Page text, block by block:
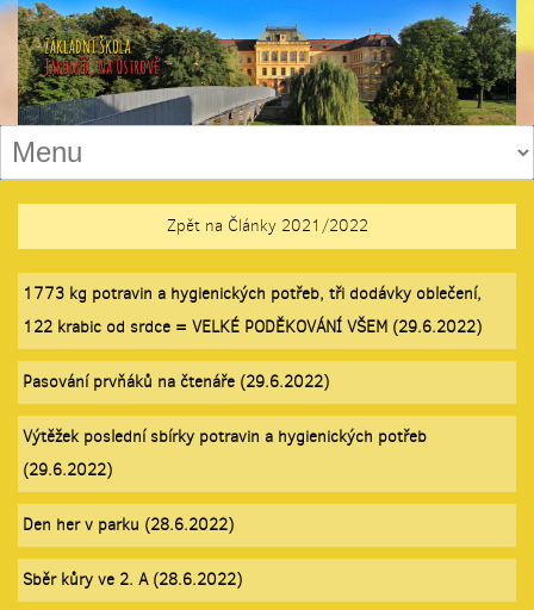
Zpět na Články 2021/2022
1773 kg potravin a hygienických potřeb, tři dodávky oblečení,
122 krabic od srdce = VELKÉ PODĚKOVÁNÍ VŠEM (29.6.2022)
Pasování prvňáků na čtenáře (29.6.2022)
Výtěžek poslední sbírky potravin a hygienických potřeb
(29.6.2022)
Den her v parku (28.6.2022)
Sběr kůry ve 2. A (28.6.2022)